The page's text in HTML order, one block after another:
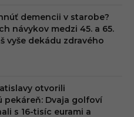
demencii v starobe?
návykov medzi 45. a 65.
vyše dekádu zdravého
otvorili
pekáreň: Dvaja golfoví
s 16-tisíc eurami a